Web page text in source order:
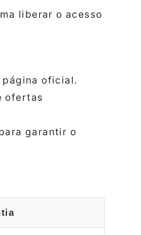
liberar o acesso
página oficial.
ofertas
garantir o